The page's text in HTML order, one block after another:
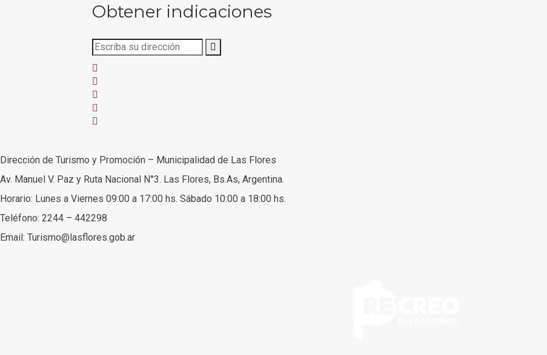
Obtener indicaciones
Dirección de Turismo y Promoción – Municipalidad de Las Flores
Av. Manuel V. Paz y Ruta Nacional N°3. Las Flores, Bs.As, Argentina.
Horario: Lunes a Viernes 09:00 a 17:00 hs. Sábado 10:00 a 18:00 hs.
Teléfono: 2244 – 442298
Email: Turismo@lasflores.gob.ar